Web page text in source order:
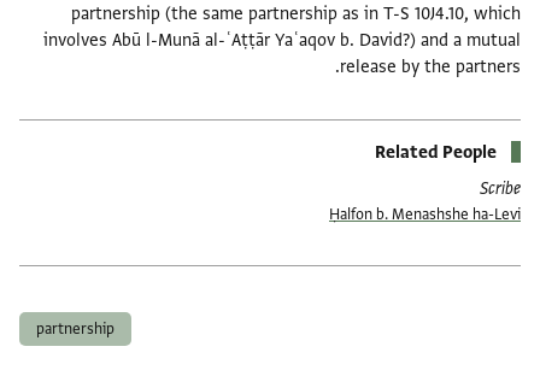
partnership (the same partnership as in T-S 10J4.10, which
involves Abū l-Munā al-ʿAṭṭār Yaʿaqov b. David?) and a mutual
release by the partners.
Related People
Scribe
Ḥalfon b. Menashshe ha-Levi
partnership